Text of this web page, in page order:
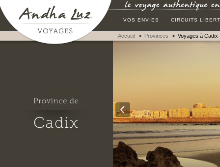
VOS ENVIES CIRCUITS
Accueil > Provinces > Voyages à Cadix